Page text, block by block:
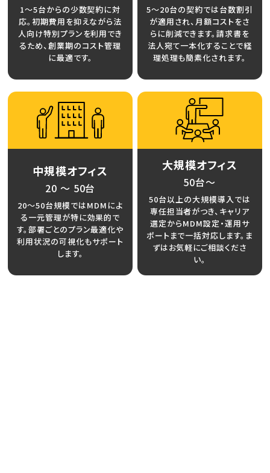
1〜5台からの少数契約に対
応。初期費用を抑えながら法
人向け特別プランを利用でき
るため、創業期のコスト管理
に最適です。
5〜20台の契約では台数割引
が適用され、月額コストをさ
らに削減できます。請求書を
法人宛て一本化することで経
理処理も簡素化されます。
中規模オフィス
20 〜 50台
20〜50台規模ではMDMによ
る一元管理が特に効果的で
す。部署ごとのプラン最適化や
利用状況の可視化もサポート
します。
大規模オフィス
50台〜
50台以上の大規模導入では
専任担当者がつき、キャリア
選定からMDM設定・運用サ
ポートまで一括対応します。ま
ずはお気軽にご相談くださ
い。